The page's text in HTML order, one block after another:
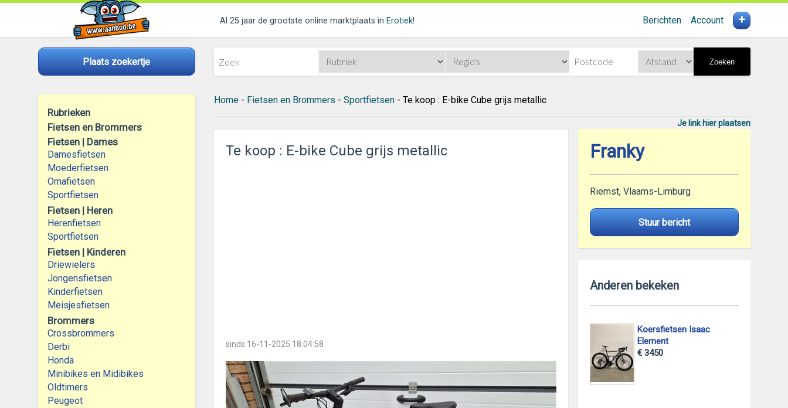
Al 25 jaar de grootste online marktplaats in Erotiek! Berichten Account +
Plaats zoekertje Zoeken
Rubrieken
Fietsen en Brommers
Fietsen | Dames
Damesfietsen
Moederfietsen
Omafietsen
Sportfietsen
Fietsen | Heren
Herenfietsen
Sportfietsen
Fietsen | Kinderen
Driewielers
Jongensfietsen
Kinderfietsen
Meisjesfietsen
Brommers
Crossbrommers
Derbi
Honda
Minibikes en Midibikes
Oldtimers
Peugeot
Home- Fietsen en Brommers - Sportfietsen- Te koop : E-bike Cube grijs metallic
Je link hier plaatsen
Te koop : E-bike Cube grijs metallic
sinds 16-11-2025 18:04:58
Franky
Riemst, Vlaams-Limburg
Stuur bericht
Anderen bekeken
Koersfietsen Isaac
Element
€ 3450